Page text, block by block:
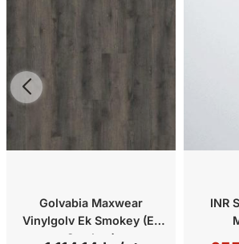
Golvabia Maxwear
Vinylgolv Ek Smokey (Ek
Smokey)
INR